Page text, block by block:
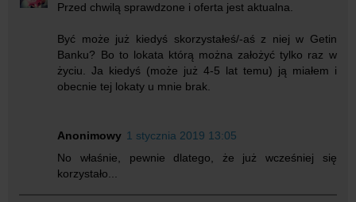
Przed chwilą sprawdzone i oferta jest aktualna.
Być może już kiedyś skorzystałeś/-aś z niej w Getin
Banku? Bo to lokata którą można założyć tylko raz w
życiu. Ja kiedyś (może już 4-5 lat temu) ją miałem i
obecnie tej lokaty u mnie brak.
Anonimowy 1 stycznia 2019 13:05
No właśnie, pewnie dlatego, że już wcześniej się
korzystało...